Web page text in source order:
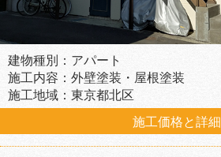
建物種別：アパート
施工内容：外壁塗装・屋根塗装
施工地域：東京都北区
施工価格と詳細